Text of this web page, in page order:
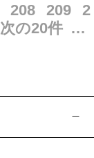
208 209
2
次の20件 …